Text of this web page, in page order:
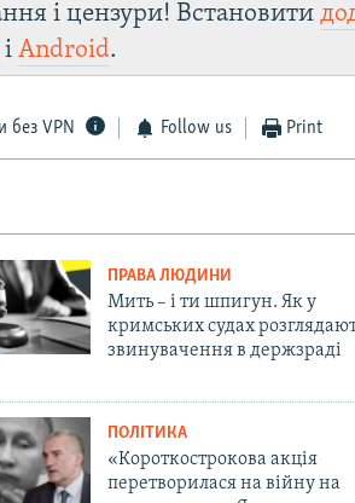
і цензури! Встановити
іAndroid.
без VPN Follow us Print
ПРАВА ЛЮДИНИ
Мить – і ти шпигун. Як у
кримських судах
звинувачення в держзраді
ПОЛІТИКА
«Короткострокова акція
перетворилася на війну на